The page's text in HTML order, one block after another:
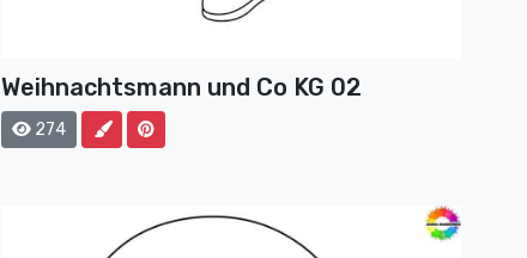
Weihnachtsmann und Co KG 02
274